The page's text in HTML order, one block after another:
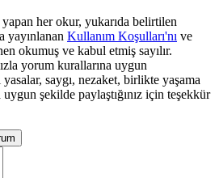
her okur, yukarıda belirtilen
yayınlanan Kullanım Koşulları'nı ve
okumuş ve kabul etmiş sayılır.
yorum kurallarına uygun
saygı, nezaket, birlikte yaşama
şekilde paylaştığınız için teşekkür